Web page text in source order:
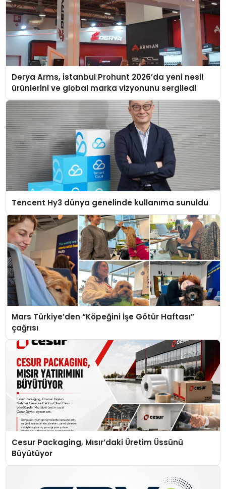
Derya Arms, İstanbul Prohunt 2026’da yeni nesil
ürünlerini ve global marka vizyonunu sergiledi
Tencent Hy3 dünya genelinde kullanıma sunuldu
Mars Türkiye’den “Köpeğini İşe Götür Haftası”
çağrısı
Cesur Packaging, Mısır’daki Üretim Üssünü
Büyütüyor